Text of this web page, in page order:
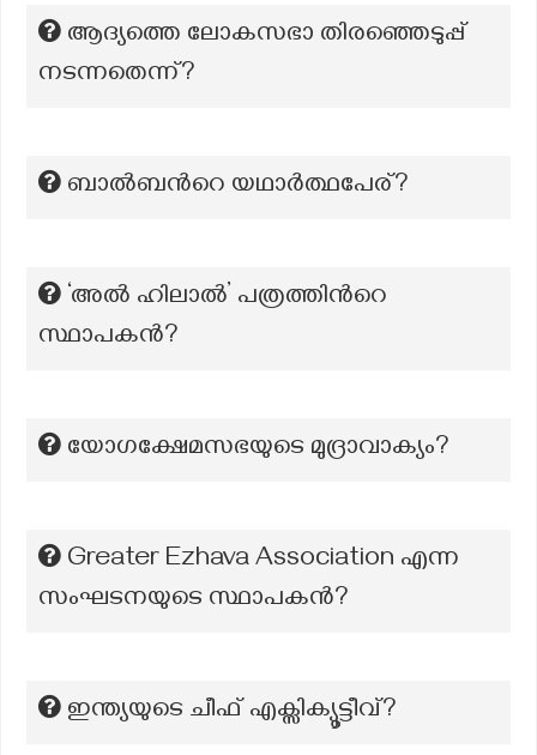
ആദ്യത്തെ ലോകസഭാ തിരഞ്ഞെടുപ്പ്
നടന്നതെന്ന്?
ബാൽബൻറെ യഥാർത്ഥപേര്?
‘അൽ ഹിലാൽ’ പത്രത്തിന്‍റെ
സ്ഥാപകന്‍?
യോഗക്ഷേമസഭയുടെ മുദ്രാവാക്യം?
Greater Ezhava Association എന്ന
സംഘടനയുടെ സ്ഥാപകൻ?
ഇന്ത്യയുടെ ചീഫ് എക്സിക്യൂട്ടീവ്?